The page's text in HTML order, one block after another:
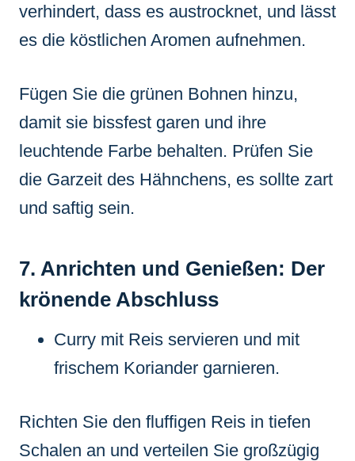
verhindert, dass es austrocknet, und lässt
es die köstlichen Aromen aufnehmen.
Fügen Sie die grünen Bohnen hinzu,
damit sie bissfest garen und ihre
leuchtende Farbe behalten. Prüfen Sie
die Garzeit des Hähnchens, es sollte zart
und saftig sein.
7. Anrichten und Genießen: Der
krönende Abschluss
Curry mit Reis servieren und mit
frischem Koriander garnieren.
Richten Sie den fluffigen Reis in tiefen
Schalen an und verteilen Sie großzügig